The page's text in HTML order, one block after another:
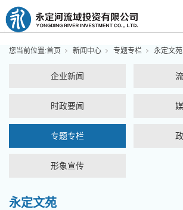
您当前位置:首页 新闻中心 专题专栏 永定文苑
企业新闻
时政要闻
专题专栏
形象宣传
永定文苑